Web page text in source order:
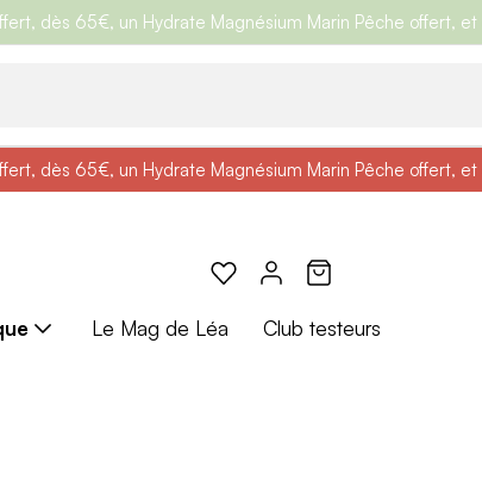
: Profitez de-25% + Livraison offertedès 30€ d'achat
BRADERIE :-40% sur une sélection de produits
dès 65€, un Hydrate Magnésium Marin Pêche offert,
: Profitez de-25% + Livraison offertedès 30€ d'achat
Braderie :-40% sur une sélection de produits
dès 65€, un Hydrate Magnésium Marin Pêche offert,
Le Mag de Léa
Club testeurs